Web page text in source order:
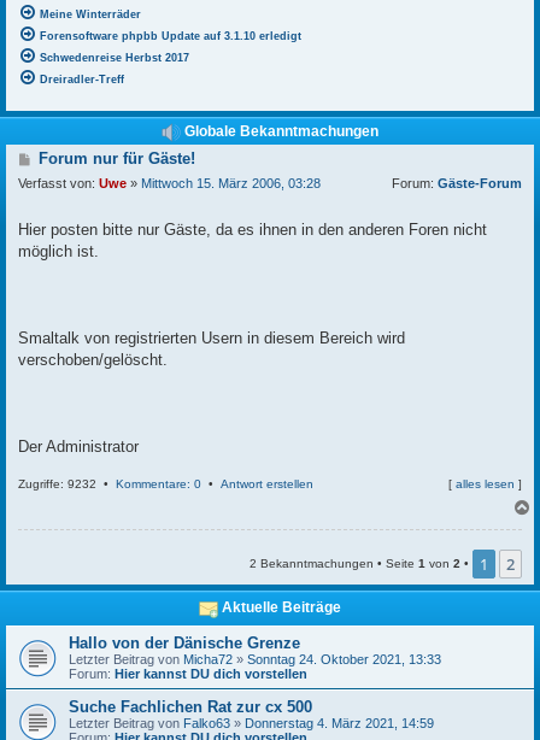
Meine Winterräder
Forensoftware phpbb Update auf 3.1.10 erledigt
Schwedenreise Herbst 2017
Dreiradler-Treff
Globale Bekanntmachungen
B
e
i
r
a
g
Forum nur für Gäste!
Verfasst von: Uwe » Mittwoch 15. März 2006, 03:28 Forum: Gäste-Forum
Hier posten bitte nur Gäste, da es ihnen in den anderen Foren nicht
möglich ist.
Smaltalk von registrierten Usern in diesem Bereich wird
verschoben/gelöscht.
Der Administrator
Zugriffe: 9232 • Kommentare: 0 • Antwort erstellen [ alles lesen ]
b
n
2 Bekanntmachungen • Seite 1 von 2 • 1 2
Aktuelle Beiträge
Hallo von der Dänische Grenze
Letzter Beitrag von Micha72 » Sonntag 24. Oktober 2021, 13:33
Forum: Hier kannst DU dich vorstellen
Suche Fachlichen Rat zur cx 500
Letzter Beitrag von Falko63 » Donnerstag 4. März 2021, 14:59